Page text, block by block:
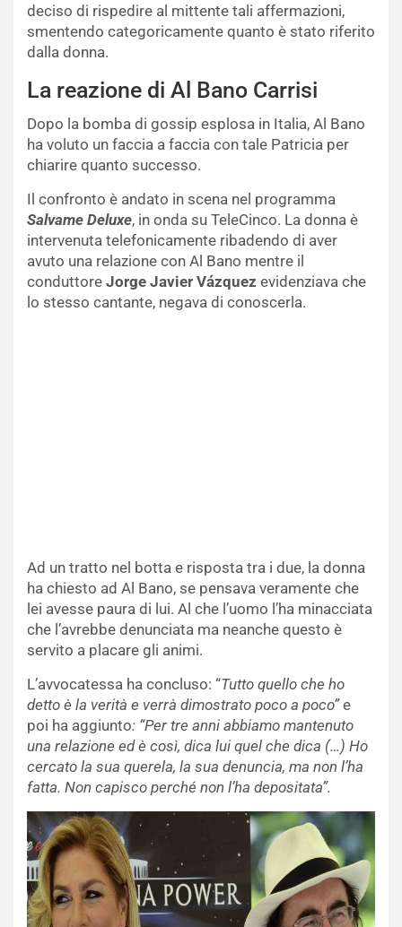
deciso di rispedire al mittente tali affermazioni,
smentendo categoricamente quanto è stato riferito
dalla donna.
La reazione di Al Bano Carrisi
Dopo la bomba di gossip esplosa in Italia, Al Bano
ha voluto un faccia a faccia con tale Patricia per
chiarire quanto successo.
Il confronto è andato in scena nel programma
Salvame Deluxe, in onda su TeleCinco. La donna è
intervenuta telefonicamente ribadendo di aver
avuto una relazione con Al Bano mentre il
conduttore Jorge Javier Vázquez evidenziava che
lo stesso cantante, negava di conoscerla.
Ad un tratto nel botta e risposta tra i due, la donna
ha chiesto ad Al Bano, se pensava veramente che
lei avesse paura di lui. Al che l’uomo l’ha minacciata
che l’avrebbe denunciata ma neanche questo è
servito a placare gli animi.
L’avvocatessa ha concluso: “Tutto quello che ho
detto è la verità e verrà dimostrato poco a poco”e
poi ha aggiunto: “Per tre anni abbiamo mantenuto
una relazione ed è così, dica lui quel che dica (…) Ho
cercato la sua querela, la sua denuncia, ma non l’ha
fatta. Non capisco perché non l’ha depositata”.